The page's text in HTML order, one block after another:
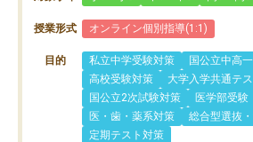
授業形式 オンライン個別指導(1:1)
目的 私立中学受験対策
国公立中高
高校受験対策
大学入学共通テ
国公立2次試験対策
医学部受験
医・歯・薬系対策
総合型選抜
定期テスト対策